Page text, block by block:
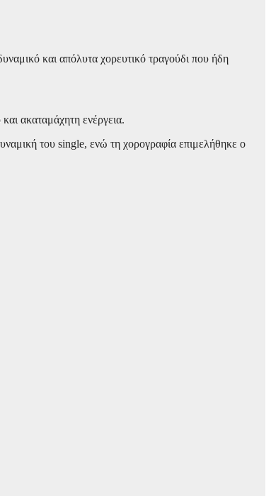
και απόλυτα χορευτικό τραγούδι που ήδη
ακαταμάχητη ενέργεια.
του single, ενώ τη χορογραφία επιμελήθηκε ο